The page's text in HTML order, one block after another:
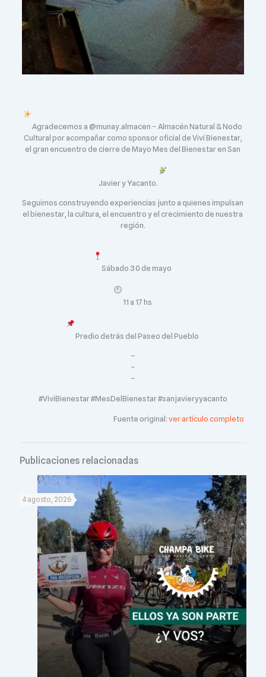
Agradecemos a @munay.almacen – Almacén Natural & Nodo
Cultural por acompañar como sponsor oficial de Viví Bienestar,
el gran encuentro de cierre de Mayo Mes del Bienestar en San
Javier y Yacanto.
Seguimos construyendo experiencias junto a quienes impulsan
el bienestar, la cultura, el encuentro y el crecimiento de nuestra
región.
Sábado 30 de mayo
11 a 17 hs
Predio detrás del Paseo del Pueblo
–
–
–
#ViviBienestar #MesDelBienestar #sanjavieryyacanto
Fuente original:ver artículo completo
Publicaciones relacionadas
4 agosto, 2026